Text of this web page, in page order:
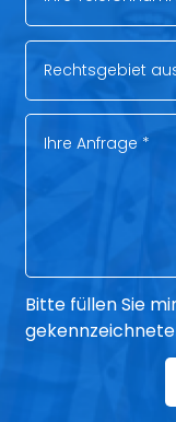
Bitte füllen Sie